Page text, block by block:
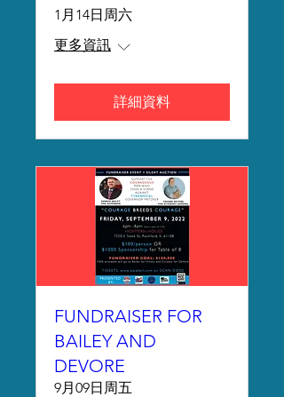
1月14日周六
更多資訊
詳細資料
FUNDRAISER FOR
BAILEY AND
DEVORE
9月09日周五